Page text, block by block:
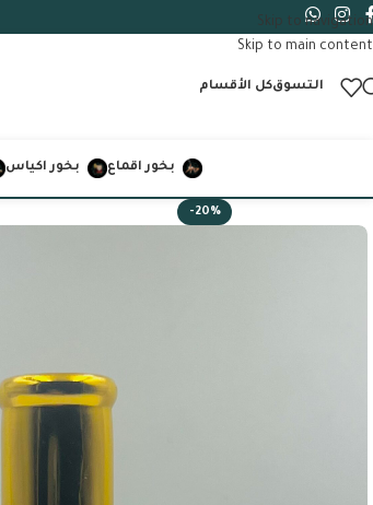
Skip to navigation
Skip to main content
التسوقكل الأقسام
بخور اقماع بخور اكياس
-20%